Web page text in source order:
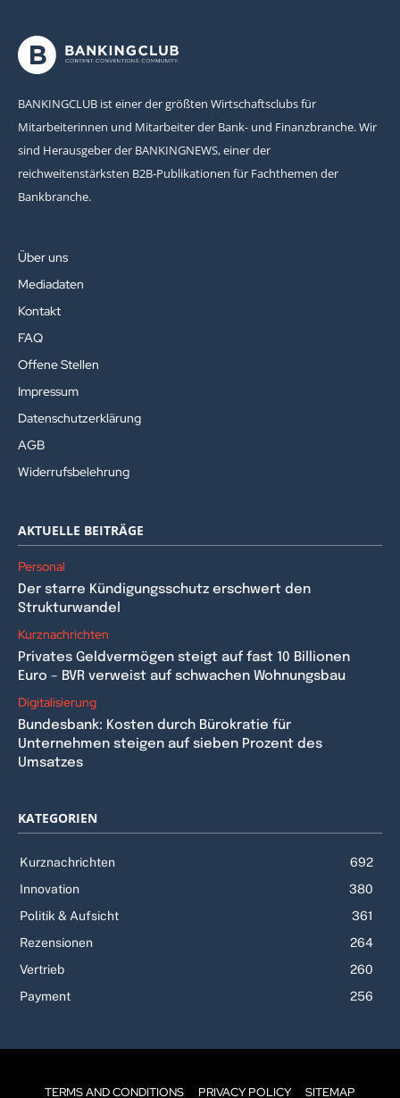
BANKINGCLUB ist einer der größten Wirtschaftsclubs für
Mitarbeiterinnen und Mitarbeiter der Bank- und Finanzbranche. Wir
sind Herausgeber der BANKINGNEWS, einer der
reichweitenstärksten B2B-Publikationen für Fachthemen der
Bankbranche.
Über uns
Mediadaten
Kontakt
FAQ
Offene Stellen
Impressum
Datenschutzerklärung
AGB
Widerrufsbelehrung
AKTUELLE BEITRÄGE
Personal
Der starre Kündigungsschutz erschwert den
Strukturwandel
Kurznachrichten
Privates Geldvermögen steigt auf fast 10 Billionen
Euro – BVR verweist auf schwachen Wohnungsbau
Digitalisierung
Bundesbank: Kosten durch Bürokratie für
Unternehmen steigen auf sieben Prozent des
Umsatzes
KATEGORIEN
Kurznachrichten
692
Innovation
380
Politik & Aufsicht
361
Rezensionen
264
Vertrieb
260
Payment
256
TERMS AND CONDITIONS PRIVACY POLICY SITEMAP